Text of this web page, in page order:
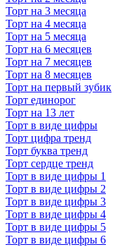
Торт на 3 месяца
Торт на 4 месяца
Торт на 5 месяца
Торт на 6 месяцев
Торт на 7 месяцев
Торт на 8 месяцев
Торт на первый зубик
Торт единорог
Торт на 13 лет
Торт в виде цифры
Торт цифра тренд
Торт буква тренд
Торт сердце тренд
Торт в виде цифры 1
Торт в виде цифры 2
Торт в виде цифры 3
Торт в виде цифры 4
Торт в виде цифры 5
Торт в виде цифры 6